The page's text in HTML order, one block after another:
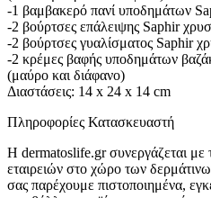
-1 βαμβακερό πανί υποδημάτων
-2 βούρτσες επάλειψης Saphir
-2 βούρτσες γυαλίσματος Saphir
-2 κρέμες βαφής υποδημάτων
(μαύρο και διάφανο)
Διαστάσεις: 14 x 24 x 14 cm
Πληροφορίες Κατασκευαστή
Η dermatoslife.gr συνεργάζεται με
εταιρειών στο χώρο των
σας παρέχουμε πιστοποιημένα,